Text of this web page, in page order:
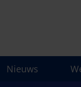
Nieuws